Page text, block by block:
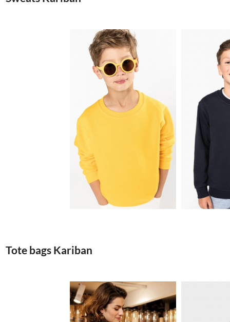
Tote bags Kariban